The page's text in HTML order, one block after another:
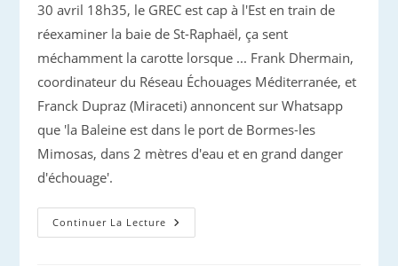
30 avril 18h35, le GREC est cap à l'Est en train de
réexaminer la baie de St-Raphaël, ça sent
méchamment la carotte lorsque ... Frank Dhermain,
coordinateur du Réseau Échouages Méditerranée, et
Franck Dupraz (Miraceti) annoncent sur Whatsapp
que 'la Baleine est dans le port de Bormes-les
Mimosas, dans 2 mètres d'eau et en grand danger
d'échouage'.
Continuer La Lecture Baleine
Grise